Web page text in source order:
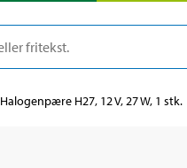
Halogenpære H27, 12 V, 27 W, 1 stk.